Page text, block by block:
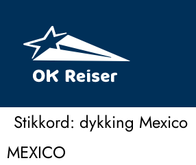
Stikkord: dykking Mexico
MEXICO